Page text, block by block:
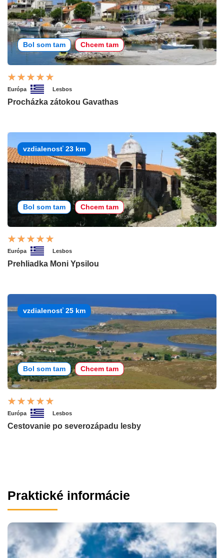
Bol som tam Chcem tam
Európa Lesbos
Procházka zátokou Gavathas
vzdialenosť 23 km
Bol som tam Chcem tam
Európa Lesbos
Prehliadka Moni Ypsilou
vzdialenosť 25 km
Bol som tam Chcem tam
Európa Lesbos
Cestovanie po severozápadu lesby
Praktické informácie